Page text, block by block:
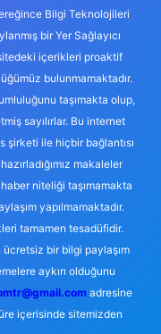
Bilgi Teknolojileri
bir Yer Sağlayıcı
içerikleri proaktif
bulunmamaktadır.
taşımakta olup,
sayılırlar. Bu internet
şirketi ile hiçbir bağlantısı
makaleler
niteliği taşımamakta
yapılmamaktadır.
tamamen tesadüfidir.
bir bilgi paylaşım
aykırı olduğunu
adresine
içerisinde sitemizden